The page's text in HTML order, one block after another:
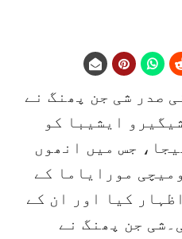
صدر شی جن پھنگ نے
ایشیبا کو
جس میں انھوں
مورایاما کے
کیا اور ان کے
جن پھنگ نے